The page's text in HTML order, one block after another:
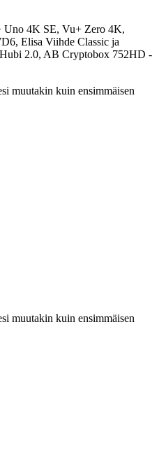
4K SE, Vu+ Zero 4K,
Elisa Viihde Classic ja
2.0, AB Cryptobox 752HD -
muutakin kuin ensimmäisen
muutakin kuin ensimmäisen